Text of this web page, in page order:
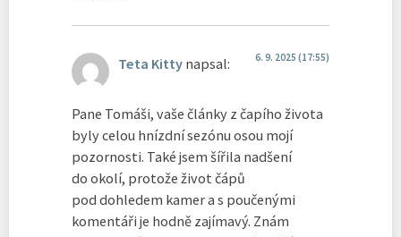
Teta Kitty napsal: 6. 9. 2025 (17:55)
Pane Tomáši, vaše články z čapího života
byly celou hnízdní sezónu osou mojí
pozornosti. Také jsem šířila nadšení
do okolí, protože život čápů
pod dohledem kamer a s poučenými
komentáři je hodně zajímavý. Znám